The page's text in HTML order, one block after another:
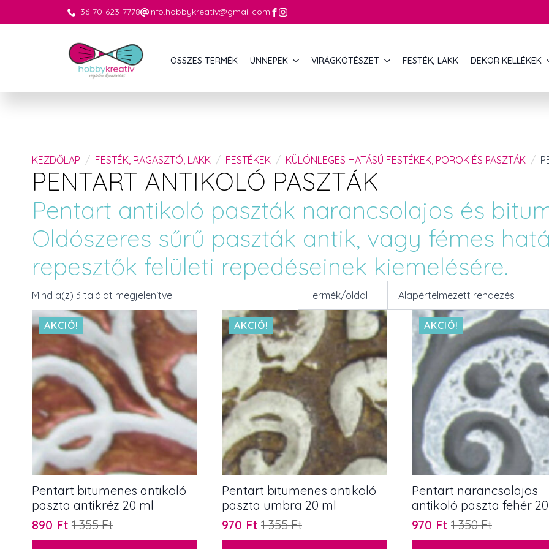
+36-70-623-7778 info.hobbykreativ@gmail.com
ÖSSZES TERMÉK ÜNNEPEK VIRÁGKÖTÉSZET FESTÉK, LAKK DEKOR KELLÉKEK
KEZDŐLAP FESTÉK, RAGASZTÓ, LAKK FESTÉKEK KÜLÖNLEGES HATÁSÚ FESTÉKEK, POROK ÉS PASZTÁK
PENTART ANTIKOLÓ PASZTÁK
Pentart antikoló paszták narancsolajos és
Oldószeres sűrű paszták antik, vagy fémes
repesztők felületi repedéseinek kiemelésére.
Mind a(z) 3 találat megjelenítve
AKCIÓ!
Pentart bitumenes antikoló
paszta antikréz 20 ml
1 355Ft
Original
890 Ft
Current
AKCIÓ!
Pentart bitumenes antikoló
paszta umbra 20 ml
1 355Ft
Original
970 Ft
Current
AKCIÓ!
Pentart narancsolajos
antikoló paszta fehér
1 350Ft
Original
970 Ft
Current